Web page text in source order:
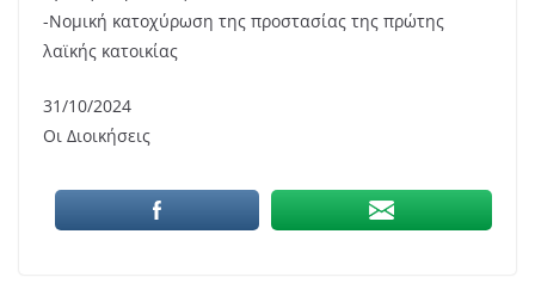
-Νομική κατοχύρωση της προστασίας της πρώτης
λαϊκής κατοικίας
31/10/2024
Οι Διοικήσεις